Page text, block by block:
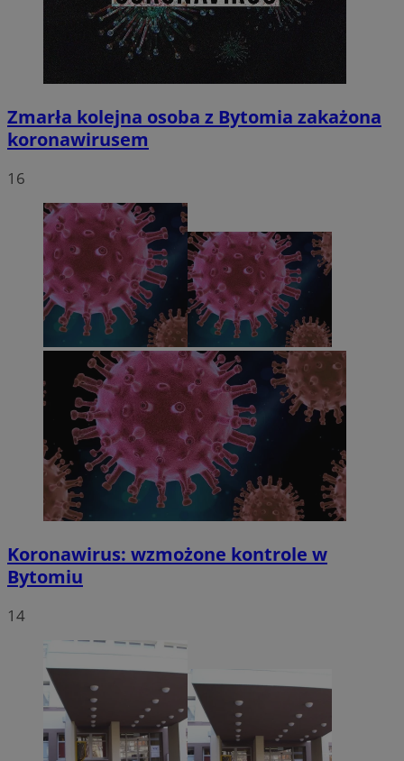
Zmarła kolejna osoba z Bytomia zakażona
koronawirusem
16
Koronawirus: wzmożone kontrole w
Bytomiu
14